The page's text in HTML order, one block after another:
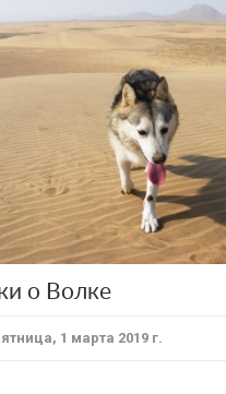
о Волке
1 марта 2019 г.